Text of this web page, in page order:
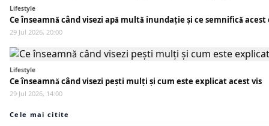
Lifestyle
Ce înseamnă când visezi apă multă inundație și ce semnifică acest
29 Jul 2026, 20:00
Lifestyle
Ce înseamnă când visezi pești mulți și cum este explicat acest vis
29 Jul 2026, 14:00
Cele mai citite